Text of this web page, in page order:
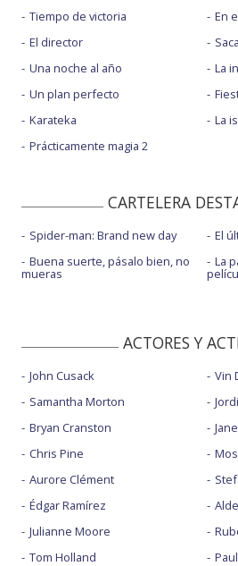
Tiempo de victoria
El director
Una noche al año
Un plan perfecto
Karateka
Prácticamente magia 2
En
La
La
CARTELERA
Spider-man: Brand new day
Buena suerte, pásalo bien, no
mueras
El
La
ACTORES Y
John Cusack
Samantha Morton
Bryan Cranston
Chris Pine
Aurore Clément
Édgar Ramírez
Julianne Moore
Tom Holland
Vin